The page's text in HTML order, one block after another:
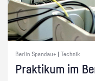
Berlin Spandau+ | Technik
Prak­ti­kum im